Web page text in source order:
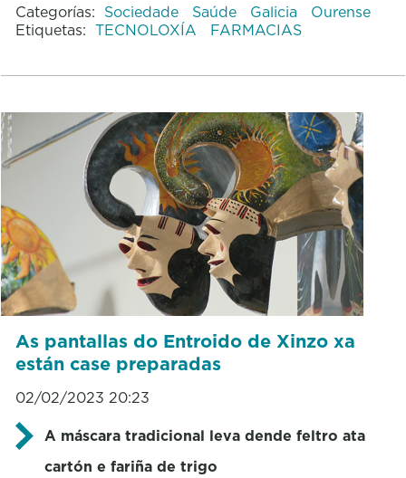
Categorías: Sociedade Saúde Galicia
Ourense
Etiquetas: TECNOLOXÍA FARMACIAS
As pantallas do Entroido de Xinzo xa
están case preparadas
02/02/2023 20:23
A máscara tradicional leva dende feltro ata
cartón e fariña de trigo